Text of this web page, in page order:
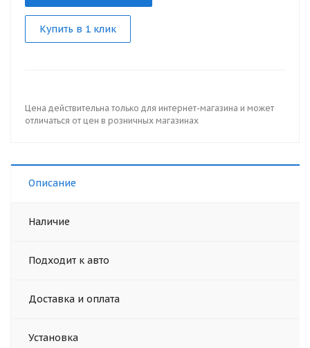
Купить в 1 клик
Цена действительна только для интернет-магазина и может
отличаться от цен в розничных магазинах
Описание
Наличие
Подходит к авто
Доставка и оплата
Установка